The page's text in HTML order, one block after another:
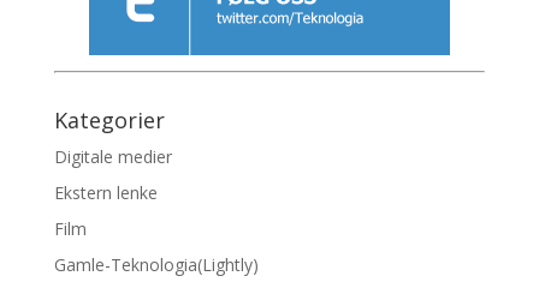
Kategorier
Digitale medier
Ekstern lenke
Film
Gamle-Teknologia(Lightly)